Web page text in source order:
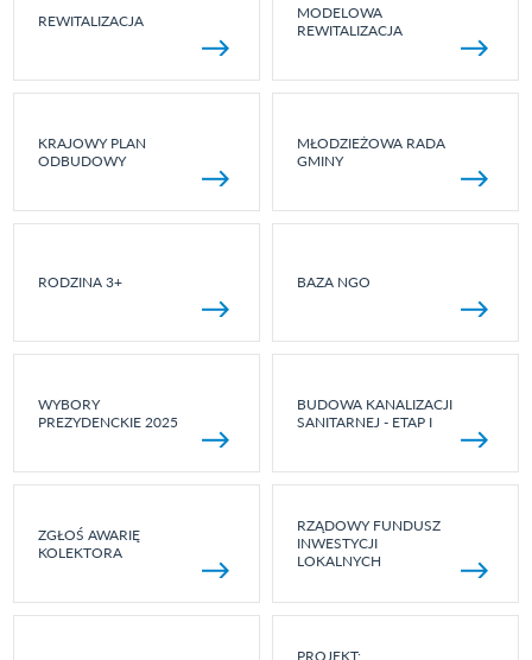
REWITALIZACJA
MODELOWA
REWITALIZACJA
KRAJOWY PLAN
ODBUDOWY
MŁODZIEŻOWA RADA
GMINY
RODZINA 3+ BAZA NGO
WYBORY
PREZYDENCKIE 2025
BUDOWA KANALIZACJI
SANITARNEJ - ETAP I
ZGŁOŚ AWARIĘ
KOLEKTORA
RZĄDOWY FUNDUSZ
INWESTYCJI
LOKALNYCH
PROJEKT: